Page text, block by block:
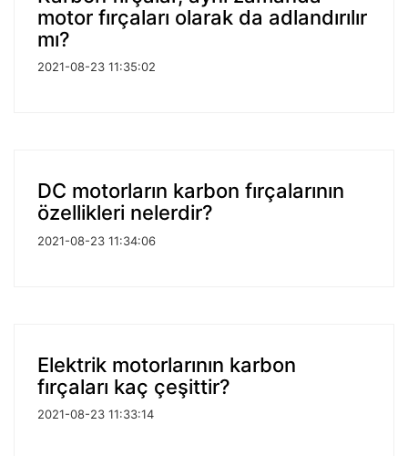
motor fırçaları olarak da adlandırılır
mı?
2021-08-23 11:35:02
DC motorların karbon fırçalarının
özellikleri nelerdir?
2021-08-23 11:34:06
Elektrik motorlarının karbon
fırçaları kaç çeşittir?
2021-08-23 11:33:14